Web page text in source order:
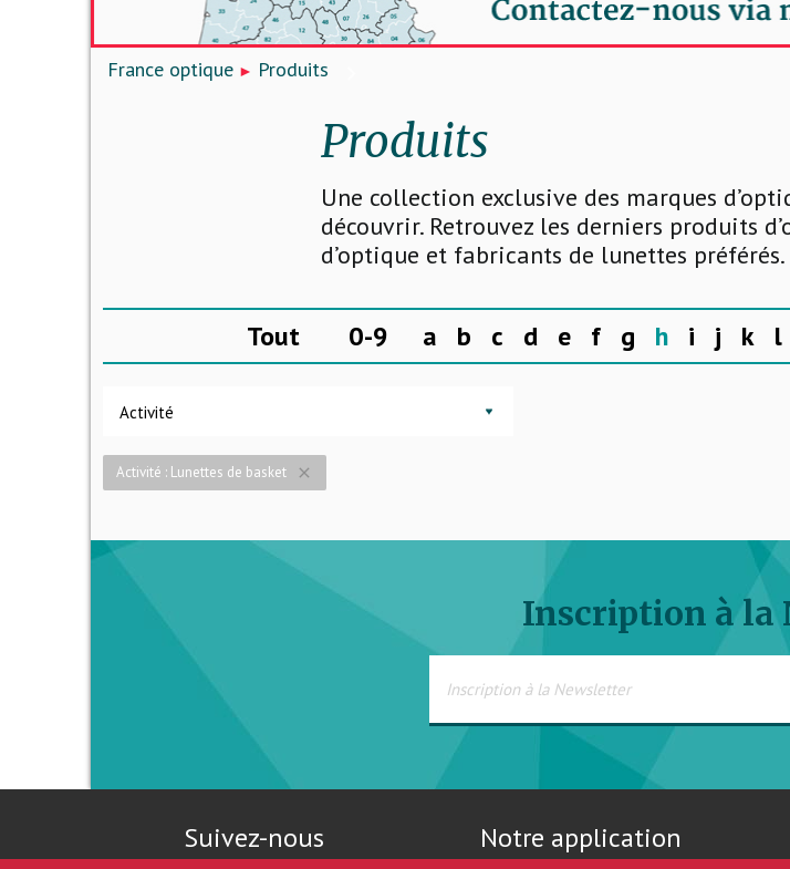
France optique Produits
Produits
Une collection exclusive des marques
découvrir. Retrouvez les derniers produits
d’optique et fabricants de lunettes préférés.
Tout 0-9 a b c d e f g h i j k l
Activité
Activité : Lunettes de basket close
Inscription à la
Suivez-nous Notre application